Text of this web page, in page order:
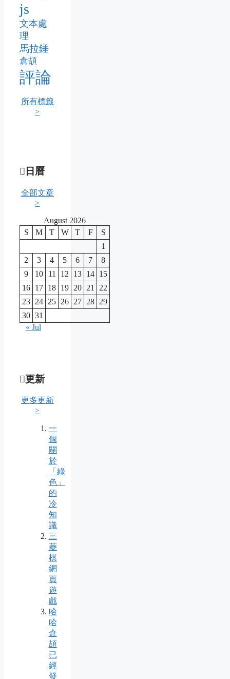
js
文本處
理
馬拉錘
倉頡
評論
所有標籤
>
日曆
全部文章
>
August 2026
S
M T W T F
S
1
2
3 4 5 6 7
8
9
10 11 12 13 14 15
16 17 18 19 20 21
22
23 24 25 26 27 28 29
30 31
« Jul
更新
更多更新
>
一
個
關
於
「綠
色」
的
冷
知
識
三
菱
棋
網
頁
遊
戲
哈
哈
倉
頡
已
經
發